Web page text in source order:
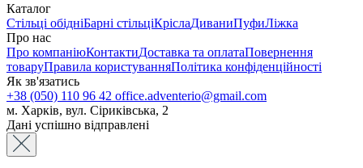
Каталог
Стільці обідніБарні стільціКріслаДиваниПуфиЛіжка
Про нас
Про компаніюКонтактиДоставка та оплатаПовернення
товаруПравила користуванняПолітика конфіденційності
Як зв'язатись
+38 (050) 110 96 42 office.adventerio@gmail.com
м. Харків, вул. Сіриківська, 2
Дані успішно відправлені